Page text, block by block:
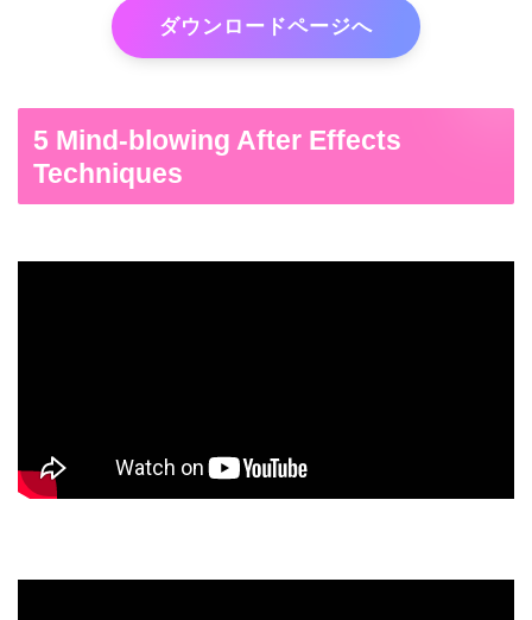
ダウンロードページへ
5 Mind-blowing After Effects
Techniques